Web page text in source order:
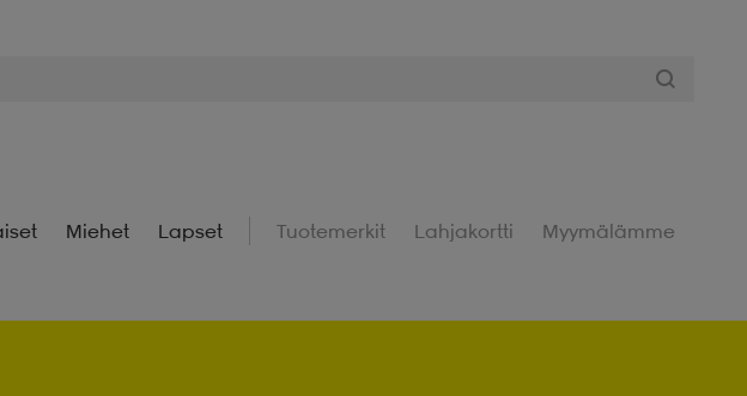
Miehet Lapset Tuotemerkit Lahjakortti Myymälämme